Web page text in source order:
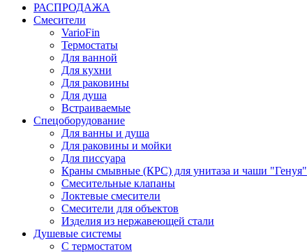
РАСПРОДАЖА
Смесители
VarioFin
Термостаты
Для ванной
Для кухни
Для раковины
Для душа
Встраиваемые
Спецоборудование
Для ванны и душа
Для раковины и мойки
Для писсуара
Краны смывные (КРС) для унитаза и чаши "Генуя"
Смесительные клапаны
Локтевые смесители
Смесители для объектов
Изделия из нержавеющей стали
Душевые системы
С термостатом